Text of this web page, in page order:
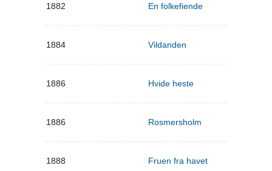
1882 En folkefiende
1884 Vildanden
1886 Hvide heste
1886 Rosmersholm
1888 Fruen fra havet